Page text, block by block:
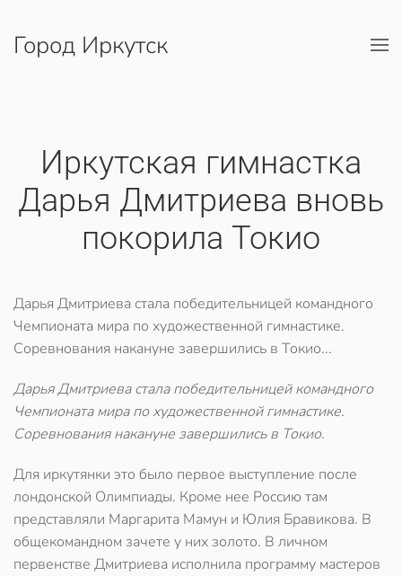
Перейти к содержимому
Город Иркутск
Иркутская гимнастка
Дарья Дмитриева вновь
покорила Токио
Дарья Дмитриева стала победительницей командного
Чемпионата мира по художественной гимнастике.
Соревнования накануне завершились в Токио...
Дарья Дмитриева стала победительницей командного
Чемпионата мира по художественной гимнастике.
Соревнования накануне завершились в Токио.
Для иркутянки это было первое выступление после
лондонской Олимпиады. Кроме нее Россию там
представляли Маргарита Мамун и Юлия Бравикова. В
общекомандном зачете у них золото. В личном
первенстве Дмитриева исполнила программу мастеров